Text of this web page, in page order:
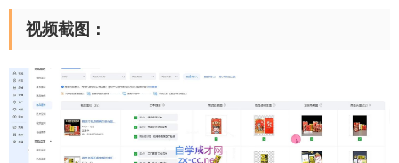
视频截图：